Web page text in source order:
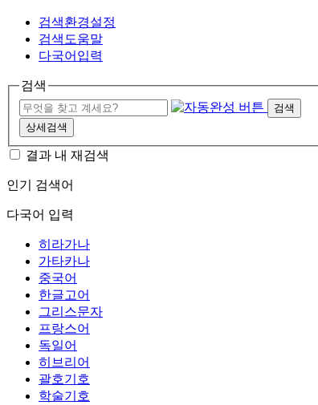
검색환경설정
검색도움말
다국어입력
검색
검색
상세검색
결과 내 재검색
인기 검색어
다국어 입력
히라가나
가타카나
중국어
한글고어
그리스문자
프랑스어
독일어
히브리어
괄호기호
학술기호